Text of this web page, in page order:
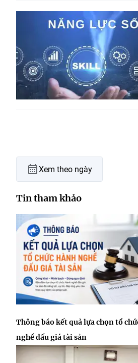
Xem theo ngày
Tin tham khảo
Thông báo kết quả lựa chọn tổ
nghề đấu giá tài sản